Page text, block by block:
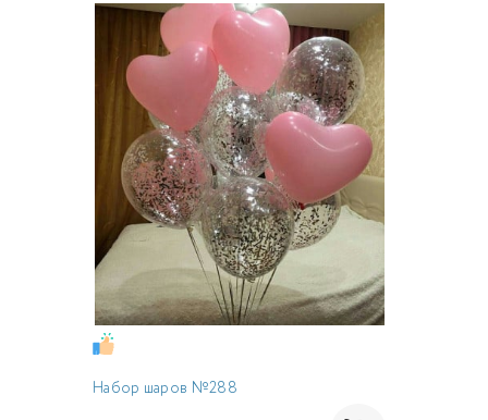
Набор шаров №288